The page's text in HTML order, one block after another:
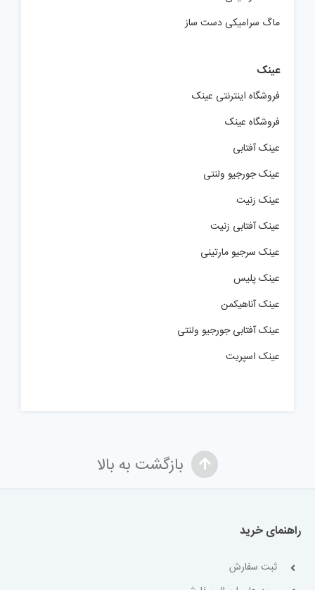
ماگ سرامیکی دست ساز
عینک
فروشگاه اینترنتی عینک
فروشگاه عینک
عینک آفتابی
عینک جورجیو ولنتی
عینک زنیت
عینک آفتابی زنیت
عینک سرجیو مارتینی
عینک پلیس
عینک آناهیکمن
عینک آفتابی جورجیو ولنتی
عینک اسپریت
بازگشت به بالا
راهنمای خرید
ثبت سفارش